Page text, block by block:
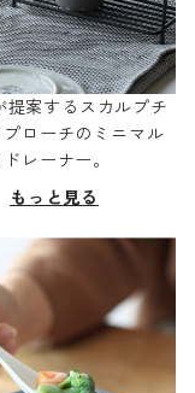
案するスカルプチ
プローチのミニマル
レーナー。
もっと見る